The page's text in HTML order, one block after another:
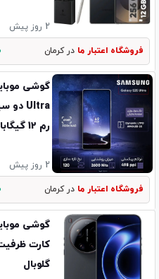
2 روز پیش
فروشگاه اعتبار ما در کرمان
رم 12 گیگابایت - پک ویتنام 4KA
2 روز پیش
فروشگاه اعتبار ما در کرمان
گلوبال